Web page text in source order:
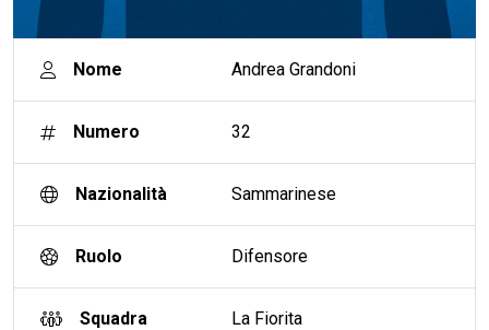
Nome Andrea Grandoni
Numero 32
Nazionalità Sammarinese
Ruolo Difensore
Squadra La Fiorita